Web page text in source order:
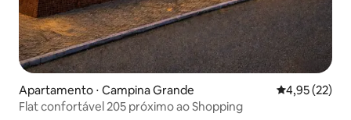
Apartamento ⋅ Campina Grande 4,95 de uma
4,95 (22)
Flat confortável 205 próximo ao Shopping